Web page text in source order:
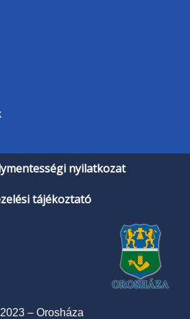
nyilatkozat
tájékoztató
– Orosháza